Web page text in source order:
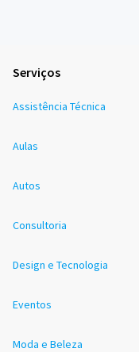
Serviços
Assistência Técnica
Aulas
Autos
Consultoria
Design e Tecnologia
Eventos
Moda e Beleza